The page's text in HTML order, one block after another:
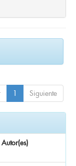
1 Siguiente
Autor(es)